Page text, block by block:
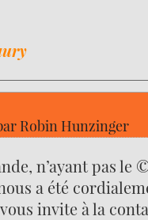
Robin Hunzinger
n’ayant pas le
a été
invite à la